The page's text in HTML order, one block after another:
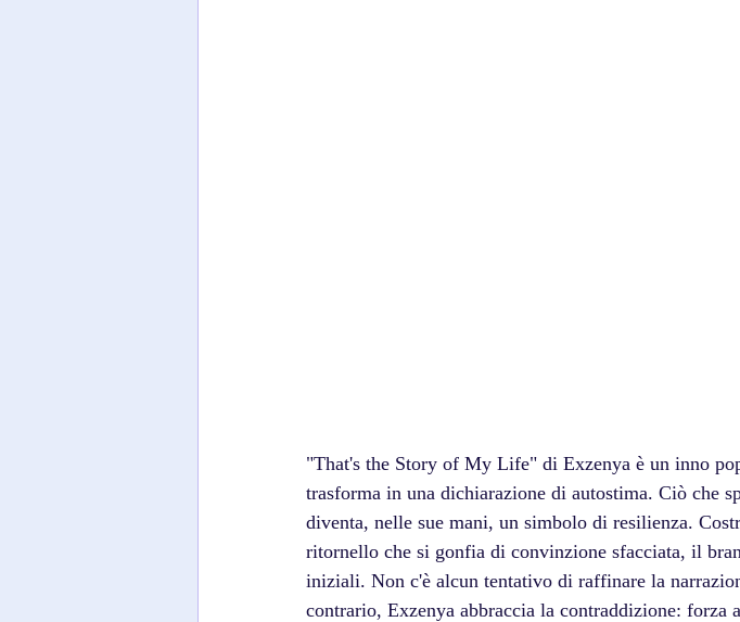
"That's the Story of My Life" di Exzenya è un inno
trasforma in una dichiarazione di autostima. Ciò che
diventa, nelle sue mani, un simbolo di resilienza.
ritornello che si gonfia di convinzione sfacciata, il
iniziali. Non c'è alcun tentativo di raffinare la
contrario, Exzenya abbraccia la contraddizione: